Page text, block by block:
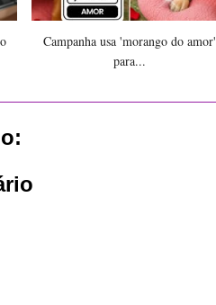
Campanha usa 'morango do amor'
para...